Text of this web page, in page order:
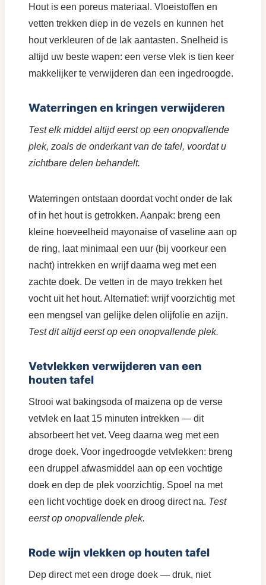
Hout is een poreus materiaal. Vloeistoffen en
vetten trekken diep in de vezels en kunnen het
hout verkleuren of de lak aantasten. Snelheid is
altijd uw beste wapen: een verse vlek is tien keer
makkelijker te verwijderen dan een ingedroogde.
Waterringen en kringen verwijderen
Test elk middel altijd eerst op een onopvallende
plek, zoals de onderkant van de tafel, voordat u
zichtbare delen behandelt.
Waterringen ontstaan doordat vocht onder de lak
of in het hout is getrokken. Aanpak: breng een
kleine hoeveelheid mayonaise of vaseline aan op
de ring, laat minimaal een uur (bij voorkeur een
nacht) intrekken en wrijf daarna weg met een
zachte doek. De vetten in de mayo trekken het
vocht uit het hout. Alternatief: wrijf voorzichtig met
een mengsel van gelijke delen olijfolie en azijn.
Test dit altijd eerst op een onopvallende plek.
Vetvlekken verwijderen van een
houten tafel
Strooi wat bakingsoda of maizena op de verse
vetvlek en laat 15 minuten intrekken — dit
absorbeert het vet. Veeg daarna weg met een
droge doek. Voor ingedroogde vetvlekken: breng
een druppel afwasmiddel aan op een vochtige
doek en dep de plek voorzichtig. Spoel na met
een licht vochtige doek en droog direct na. Test
eerst op onopvallende plek.
Rode wijn vlekken op houten tafel
Dep direct met een droge doek — druk, niet